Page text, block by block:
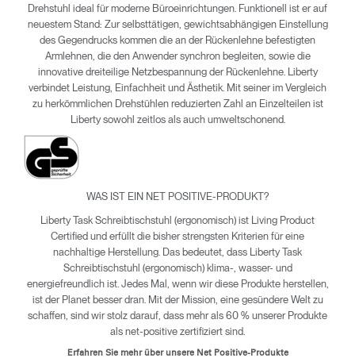
Account erstellen
Drehstuhl ideal für moderne Büroeinrichtungen. Funktionell ist er auf
neuestem Stand: Zur selbsttätigen, gewichtsabhängigen Einstellung
des Gegendrucks kommen die an der Rückenlehne befestigten
Armlehnen, die den Anwender synchron begleiten, sowie die
innovative dreiteilige Netzbespannung der Rückenlehne. Liberty
verbindet Leistung, Einfachheit und Ästhetik. Mit seiner im Vergleich
zu herkömmlichen Drehstühlen reduzierten Zahl an Einzelteilen ist
Liberty sowohl zeitlos als auch umweltschonend.
WAS IST EIN NET POSITIVE-PRODUKT?
Liberty Task Schreibtischstuhl (ergonomisch) ist Living Product
Certified und erfüllt die bisher strengsten Kriterien für eine
nachhaltige Herstellung. Das bedeutet, dass Liberty Task
Schreibtischstuhl (ergonomisch) klima-, wasser- und
energiefreundlich ist. Jedes Mal, wenn wir diese Produkte herstellen,
ist der Planet besser dran. Mit der Mission, eine gesündere Welt zu
schaffen, sind wir stolz darauf, dass mehr als 60 % unserer Produkte
als net-positive zertifiziert sind.
Erfahren Sie mehr über unsere Net Positive-Produkte